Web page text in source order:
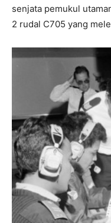
senjata pemukul
2 rudal C705 yang